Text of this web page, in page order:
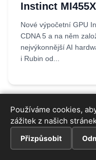
Instinct MI455X
Nové výpočetní GPU
CDNA 5 a na něm
nejvýkonnější AI
i Rubin od...
Používáme cookies,
zážitek z našich
Přizpůsobit